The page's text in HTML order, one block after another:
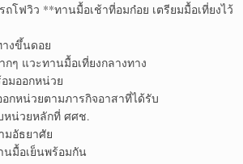
โฟวิว **ทานมื้อเช้าที่อมก๋อย เตรียมมื้อเที่ยงไว้
างขึ้นดอย
ๆ แวะทานมื้อเที่ยงกลางทาง
อมออกหน่วย
อกหน่วยตามภารกิจ​อาสาที่ได้รับ
หน่วยหลักที่ ศศช.
มอัธยาศัย​
น​มื้อเย็น​พร้อมกัน